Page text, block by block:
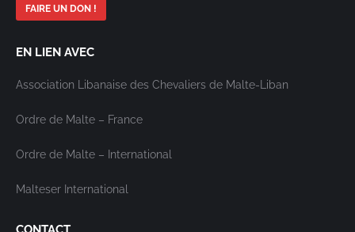
FAIRE UN DON !
EN LIEN AVEC
Association Libanaise des Chevaliers de Malte-Liban
Ordre de Malte – France
Ordre de Malte – International
Malteser International